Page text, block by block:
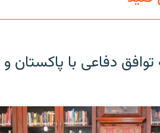
دفاعی با پاکستان